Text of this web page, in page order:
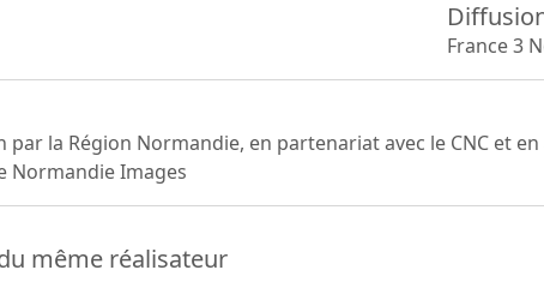
France 3
la Région Normandie, en partenariat avec le CNC et
Normandie Images
même réalisateur